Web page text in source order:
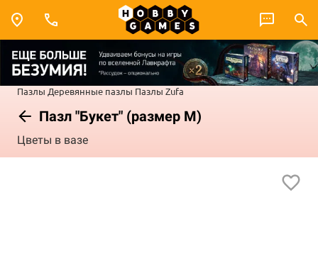
Пазлы Деревянные пазлы Пазлы Zufa
Пазл "Букет" (размер М)
Цветы в вазе